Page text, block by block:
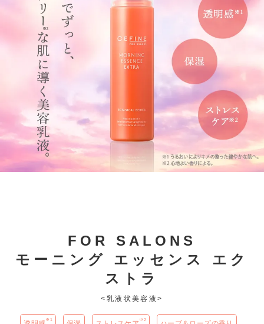
FOR SALONS
モーニング エッセンス エク
ストラ
<乳液状美容液>
※1 ※2